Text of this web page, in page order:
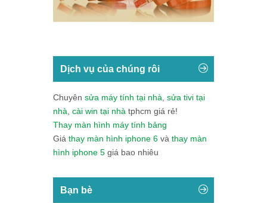
Dịch vụ của chúng rôi
Chuyên sửa máy tính tại nhà, sửa tivi tại
nhà, cài win tại nhà tphcm giá rẻ!
Thay màn hình máy tính bảng
Giá thay màn hình iphone 6 và thay màn
hình iphone 5 giá bao nhiêu
Bạn bè